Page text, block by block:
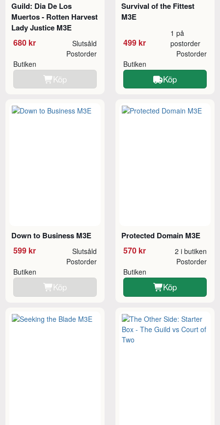
Guild: Dia De Los
Muertos - Rotten Harvest
Lady Justice M3E
680 kr Slutsåld
Butiken
Postorder
Köp
Survival of the Fittest
M3E
499 kr
1 på
postorder
Butiken
Postorder
Köp
Down to Business M3E
599 kr Slutsåld
Butiken
Postorder
Köp
Protected Domain M3E
570 kr 2 i butiken
Butiken
Postorder
Köp